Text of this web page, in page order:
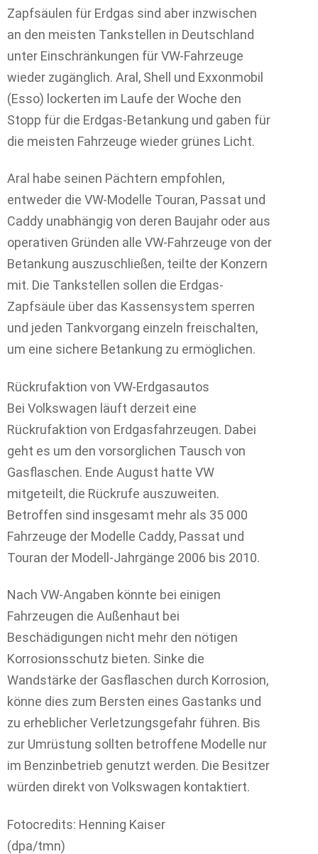
Zapfsäulen für Erdgas sind aber inzwischen
an den meisten Tankstellen in Deutschland
unter Einschränkungen für VW-Fahrzeuge
wieder zugänglich. Aral, Shell und Exxonmobil
(Esso) lockerten im Laufe der Woche den
Stopp für die Erdgas-Betankung und gaben für
die meisten Fahrzeuge wieder grünes Licht.
Aral habe seinen Pächtern empfohlen,
entweder die VW-Modelle Touran, Passat und
Caddy unabhängig von deren Baujahr oder aus
operativen Gründen alle VW-Fahrzeuge von der
Betankung auszuschließen, teilte der Konzern
mit. Die Tankstellen sollen die Erdgas-
Zapfsäule über das Kassensystem sperren
und jeden Tankvorgang einzeln freischalten,
um eine sichere Betankung zu ermöglichen.
Rückrufaktion von VW-Erdgasautos
Bei Volkswagen läuft derzeit eine
Rückrufaktion von Erdgasfahrzeugen. Dabei
geht es um den vorsorglichen Tausch von
Gasflaschen. Ende August hatte VW
mitgeteilt, die Rückrufe auszuweiten.
Betroffen sind insgesamt mehr als 35 000
Fahrzeuge der Modelle Caddy, Passat und
Touran der Modell-Jahrgänge 2006 bis 2010.
Nach VW-Angaben könnte bei einigen
Fahrzeugen die Außenhaut bei
Beschädigungen nicht mehr den nötigen
Korrosionsschutz bieten. Sinke die
Wandstärke der Gasflaschen durch Korrosion,
könne dies zum Bersten eines Gastanks und
zu erheblicher Verletzungsgefahr führen. Bis
zur Umrüstung sollten betroffene Modelle nur
im Benzinbetrieb genutzt werden. Die Besitzer
würden direkt von Volkswagen kontaktiert.
Fotocredits: Henning Kaiser
(dpa/tmn)